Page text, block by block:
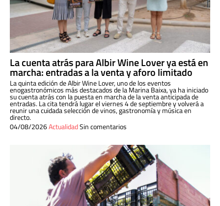
La cuenta atrás para Albir Wine Lover ya está en
marcha: entradas a la venta y aforo limitado
La quinta edición de Albir Wine Lover, uno de los eventos
enogastronómicos más destacados de la Marina Baixa, ya ha iniciado
su cuenta atrás con la puesta en marcha de la venta anticipada de
entradas. La cita tendrá lugar el viernes 4 de septiembre y volverá a
reunir una cuidada selección de vinos, gastronomía y música en
directo.
04/08/2026ActualidadSin comentarios